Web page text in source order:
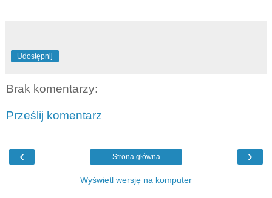
Udostępnij
Brak komentarzy:
Prześlij komentarz
‹ ›
Strona główna
Wyświetl wersję na komputer